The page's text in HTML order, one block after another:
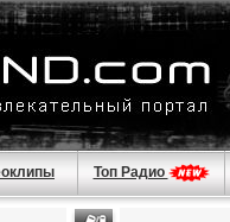
Топ Радио